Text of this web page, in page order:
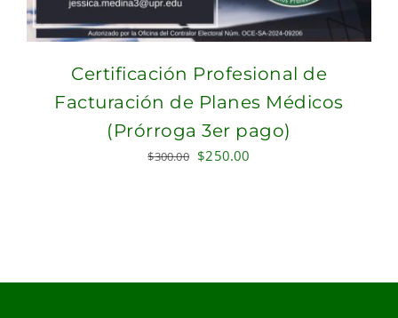
Certificación Profesional de
Facturación de Planes Médicos
(Prórroga 3er pago)
$300.00 Original
$250.00